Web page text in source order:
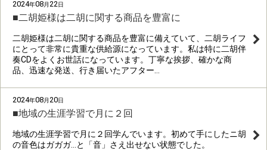
絞り込む
2024年08月22日
■二胡姫様は二胡に関する商品を豊富に
二胡姫様は二胡に関する商品を豊富に備えていて、二胡ライフ
にとって非常に貴重な供給源になっています。私は特に二胡伴
奏CDをよくお世話になっています。丁寧な挨拶、確かな商
品、迅速な発送、行き届いたアフター…
2024年08月20日
■地域の生涯学習で月に２回
地域の生涯学習で月に２回学んでいます。初めて手にしたニ胡
の音色はガガガ…と「音」さえ出せない状態でした。